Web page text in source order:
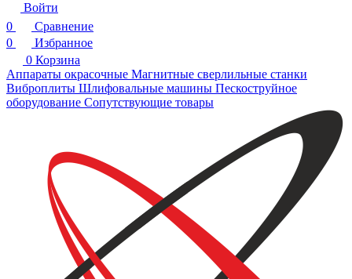
Войти
0
Сравнение
0
Избранное
0 Корзина
Аппараты окрасочные Магнитные сверлильные станки
Виброплиты Шлифовальные машины Пескоструйное
оборудование Сопутствующие товары